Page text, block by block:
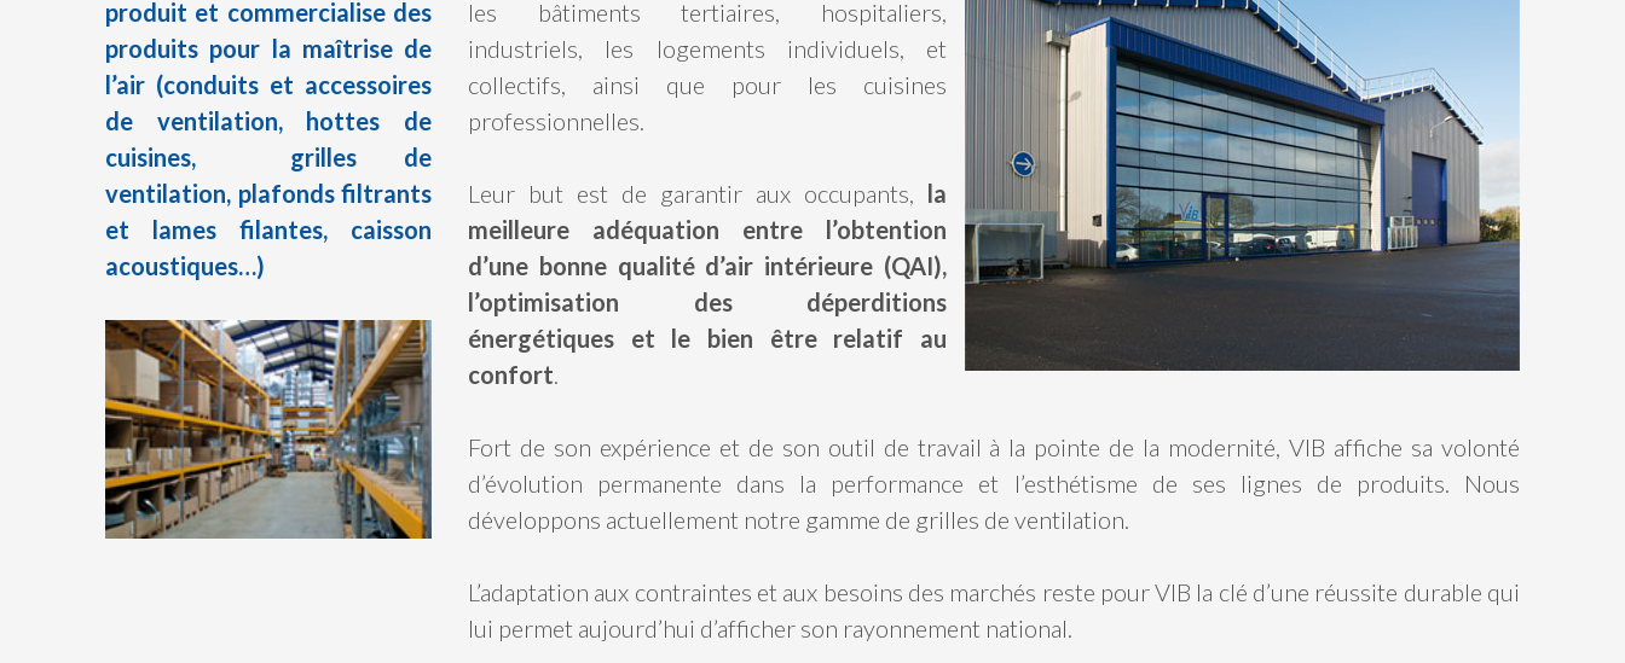
produit et commercialise des
produits pour la maîtrise de
l’air (conduits et accessoires
de ventilation, hottes de
cuisines, grilles de
ventilation, plafonds filtrants
et lames filantes, caisson
acoustiques…)
les bâtiments tertiaires, hospitaliers,
industriels, les logements individuels, et
collectifs, ainsi que pour les cuisines
professionnelles.
Leur but est de garantir aux occupants, la
meilleure adéquation entre l’obtention
d’une bonne qualité d’air intérieure (QAI),
l’optimisation des déperditions
énergétiques et le bien être relatif au
confort.
Fort de son expérience et de son outil de travail à la pointe de la modernité, VIB affiche sa volonté
d’évolution permanente dans la performance et l’esthétisme de ses lignes de produits. Nous
développons actuellement notre gamme de grilles de ventilation.
L’adaptation aux contraintes et aux besoins des marchés reste pour VIB la clé d’une réussite durable qui
lui permet aujourd’hui d’afficher son rayonnement national.